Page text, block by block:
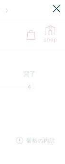
shop
完了
価格の内訳